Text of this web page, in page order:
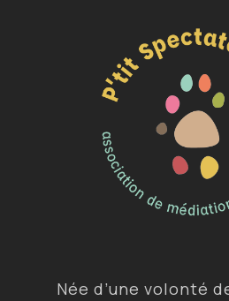
Née d’une volonté